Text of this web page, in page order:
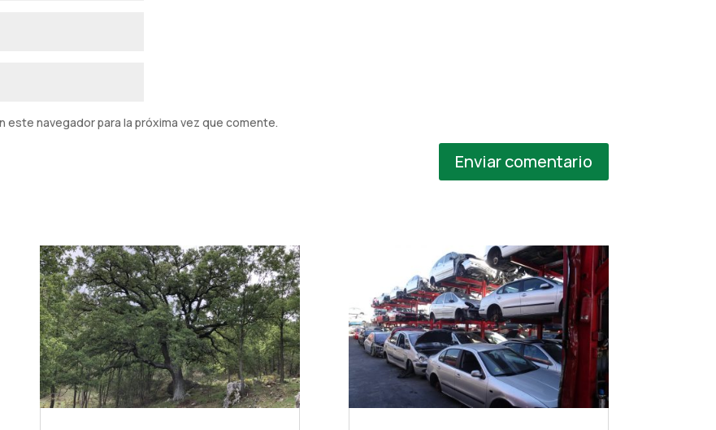
navegador para la próxima vez que comente.
Enviar comentario